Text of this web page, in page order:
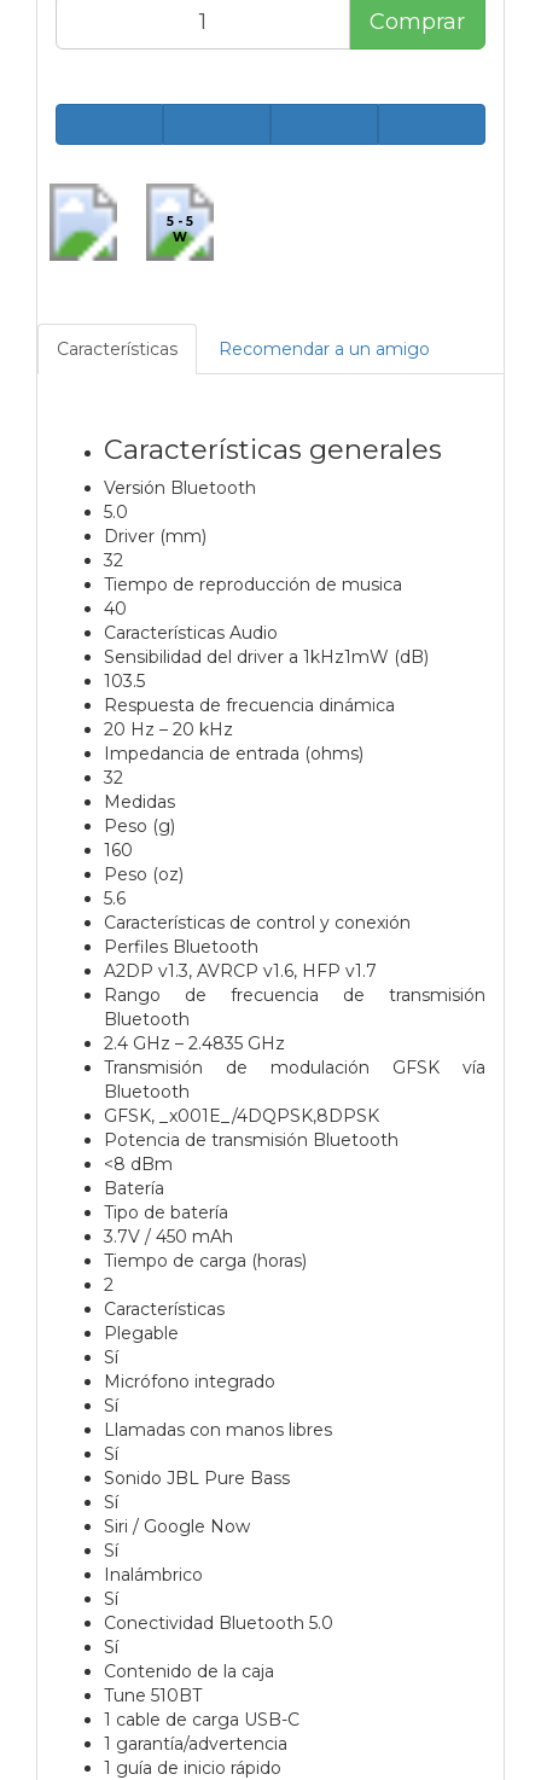
Comprar
5 - 5
W
Características Recomendar a un amigo
Características generales
Versión Bluetooth
5.0
Driver (mm)
32
Tiempo de reproducción de musica
40
Características Audio
Sensibilidad del driver a 1kHz1mW (dB)
103.5
Respuesta de frecuencia dinámica
20 Hz – 20 kHz
Impedancia de entrada (ohms)
32
Medidas
Peso (g)
160
Peso (oz)
5.6
Características de control y conexión
Perfiles Bluetooth
A2DP v1.3, AVRCP v1.6, HFP v1.7
Rango de frecuencia de transmisión
Bluetooth
2.4 GHz – 2.4835 GHz
Transmisión de modulación GFSK vía
Bluetooth
GFSK, _x001E_/4DQPSK,8DPSK
Potencia de transmisión Bluetooth
<8 dBm
Batería
Tipo de batería
3.7V / 450 mAh
Tiempo de carga (horas)
2
Características
Plegable
Sí
Micrófono integrado
Sí
Llamadas con manos libres
Sí
Sonido JBL Pure Bass
Sí
Siri / Google Now
Sí
Inalámbrico
Sí
Conectividad Bluetooth 5.0
Sí
Contenido de la caja
Tune 510BT
1 cable de carga USB-C
1 garantía/advertencia
1 guía de inicio rápido